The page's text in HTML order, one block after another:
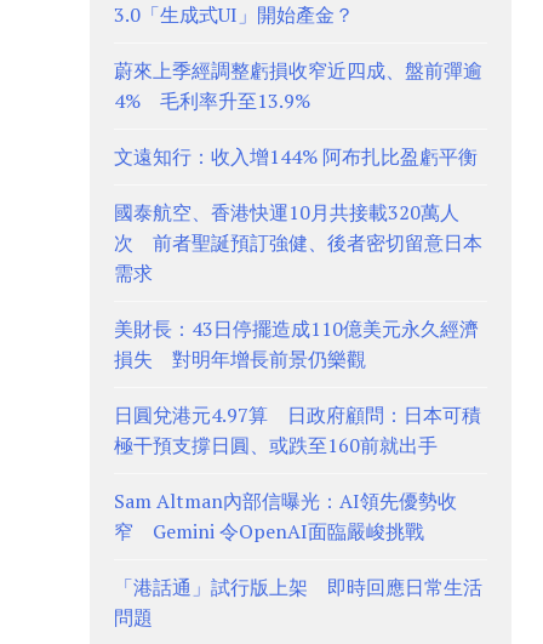
3.0「生成式UI」開始產金？
蔚來上季經調整虧損收窄近四成、盤前彈逾
4% 毛利率升至13.9%
文遠知行：收入增144% 阿布扎比盈虧平衡
國泰航空、香港快運10月共接載320萬人
次 前者聖誕預訂強健、後者密切留意日本
需求
美財長：43日停擺造成110億美元永久經濟
損失 對明年增長前景仍樂觀
日圓兌港元4.97算 日政府顧問：日本可積
極干預支撐日圓、或跌至160前就出手
Sam Altman內部信曝光：AI領先優勢收
窄 Gemini 令OpenAI面臨嚴峻挑戰
「港話通」試行版上架 即時回應日常生活
問題